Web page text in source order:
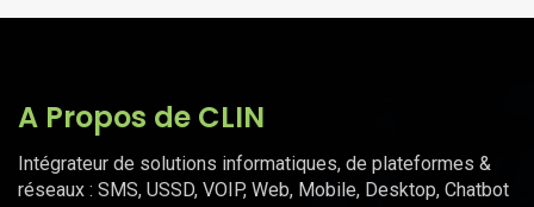
A Propos de CLIN
Intégrateur de solutions informatiques, de plateformes &
réseaux : SMS, USSD, VOIP, Web, Mobile, Desktop, Chatbot